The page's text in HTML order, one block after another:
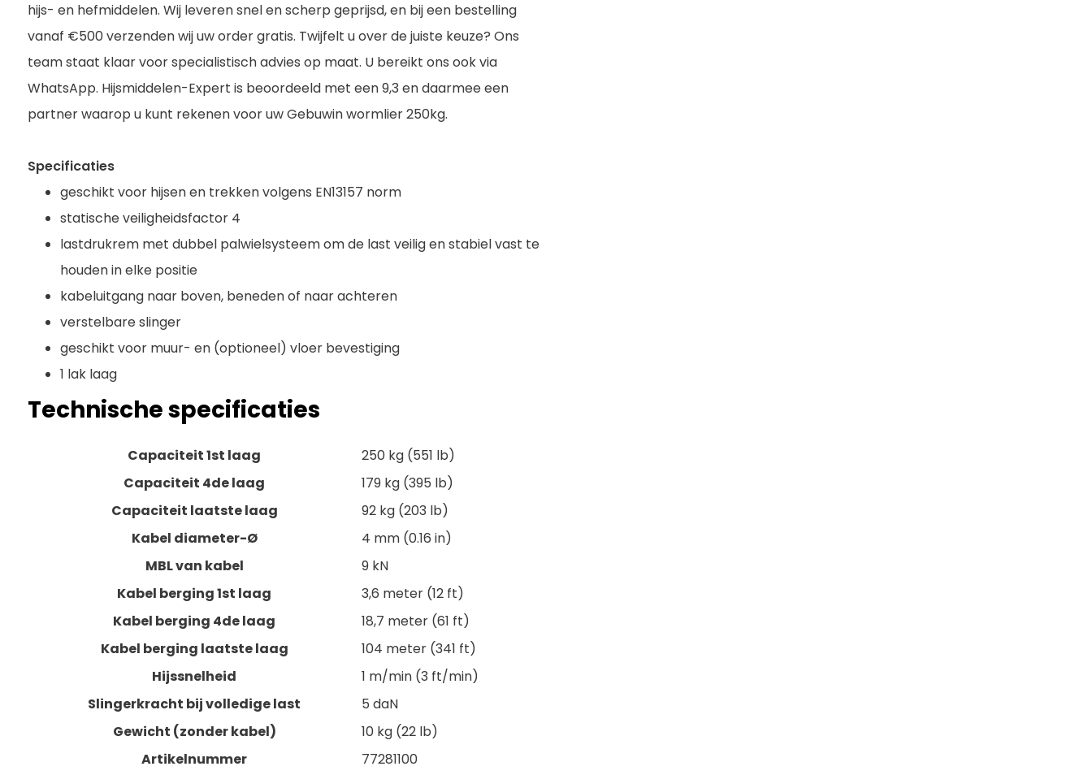
hijs- en hefmiddelen. Wij leveren snel en scherp geprijsd, en bij een bestelling
vanaf €500 verzenden wij uw order gratis. Twijfelt u over de juiste keuze? Ons
team staat klaar voor specialistisch advies op maat. U bereikt ons ook via
WhatsApp. Hijsmiddelen-Expert is beoordeeld met een 9,3 en daarmee een
partner waarop u kunt rekenen voor uw Gebuwin wormlier 250kg.
Specificaties
geschikt voor hijsen en trekken volgens EN13157 norm
statische veiligheidsfactor 4
lastdrukrem met dubbel palwielsysteem om de last veilig en stabiel vast te
houden in elke positie
kabeluitgang naar boven, beneden of naar achteren
verstelbare slinger
geschikt voor muur- en (optioneel) vloer bevestiging
1 lak laag
Technische specificaties
Capaciteit 1st laag
250 kg (551 lb)
Capaciteit 4de laag
179 kg (395 lb)
Capaciteit laatste laag
92 kg (203 lb)
Kabel diameter-Ø
4 mm (0.16 in)
MBL van kabel
9 kN
Kabel berging 1st laag
3,6 meter (12 ft)
Kabel berging 4de laag
18,7 meter (61 ft)
Kabel berging laatste laag
104 meter (341 ft)
Hijssnelheid
1 m/min (3 ft/min)
Slingerkracht bij volledige last
5 daN
Gewicht (zonder kabel)
10 kg (22 lb)
Artikelnummer
77281100